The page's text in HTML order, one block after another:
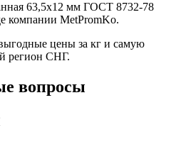
63,5х12 мм ГОСТ 8732-78
компании MetPromKo.
цены за кг и самую
регион СНГ.
вопросы